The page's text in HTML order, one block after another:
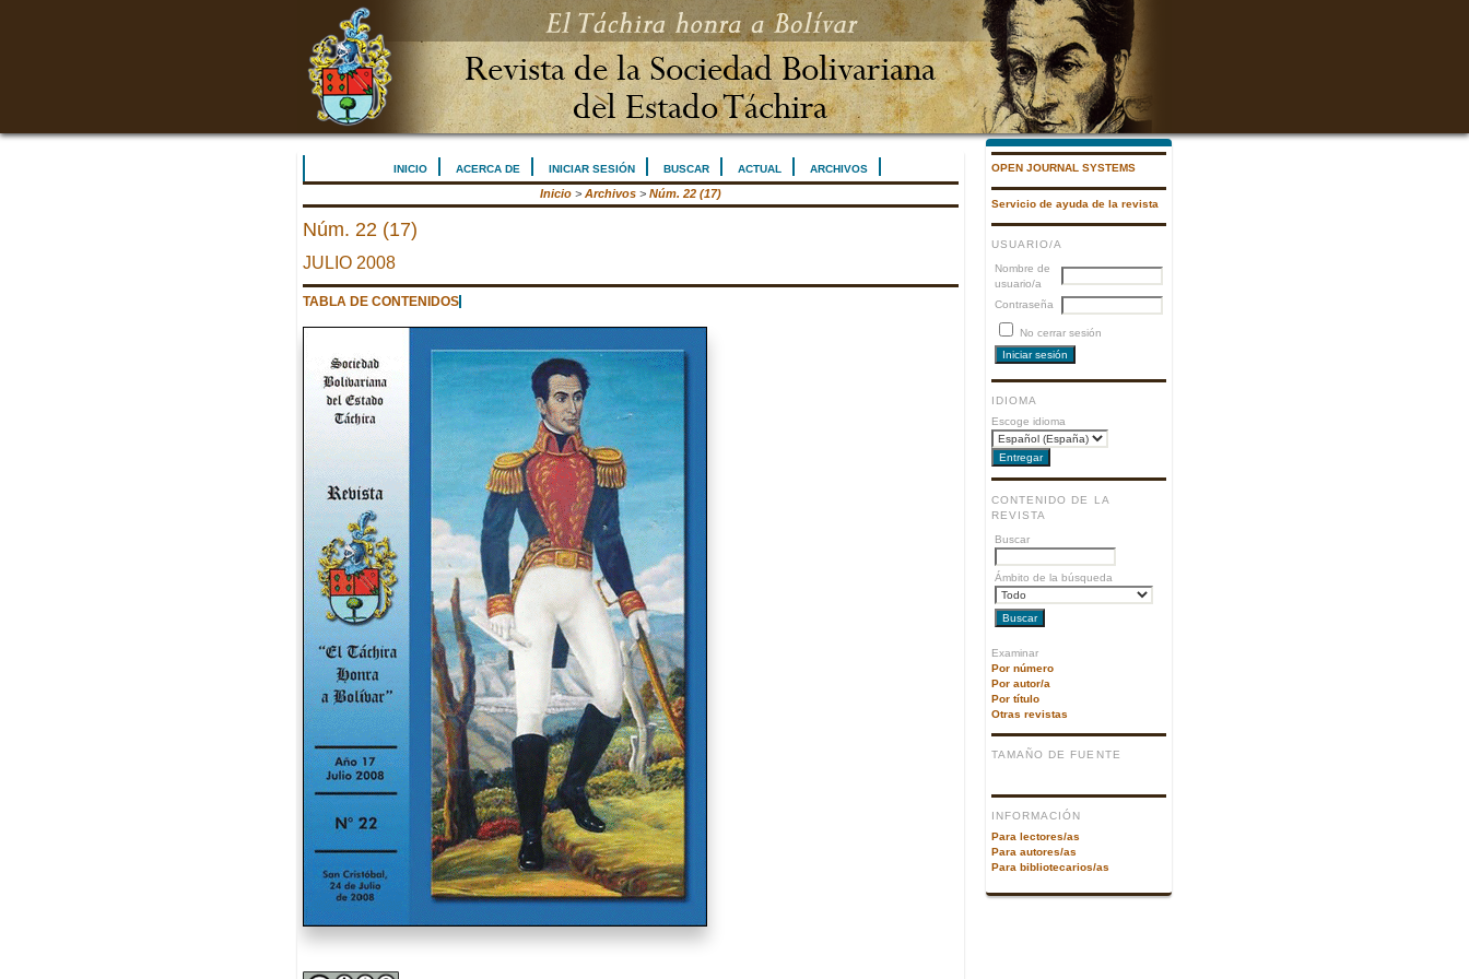
OPEN JOURNAL SYSTEMS
Servicio de ayuda de la revista
USUARIO/A
Nombre de
usuario/a
Contraseña
No cerrar sesión
IDIOMA
Escoge idioma
CONTENIDO DE LA
REVISTA
Buscar
Ámbito de la búsqueda
Examinar
Por número
Por autor/a
Por título
Otras revistas
TAMAÑO DE FUENTE
INFORMACIÓN
Para lectores/as
Para autores/as
Para bibliotecarios/as
INICIO ACERCA DE INICIAR SESIÓN BUSCAR ACTUAL ARCHIVOS
Inicio > Archivos > Núm. 22 (17)
Núm. 22 (17)
JULIO 2008
TABLA DE CONTENIDOS